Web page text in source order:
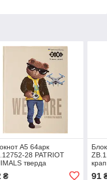
А5 64арк
28 PATRIOT
тверда
мат.лам.+лак
₴ 91